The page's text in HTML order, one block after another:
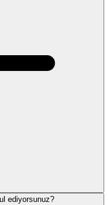
ediyorsunuz?